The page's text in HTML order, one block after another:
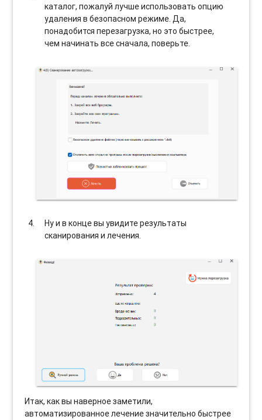
каталог, пожалуй лучше использовать опцию
удаления в безопасном режиме. Да,
понадобится перезагрузка, но это быстрее,
чем начинать все сначала, поверьте.
Ну и в конце вы увидите результаты
сканирования и лечения.
Итак, как вы наверное заметили,
автоматизированное лечение значительно быстрее